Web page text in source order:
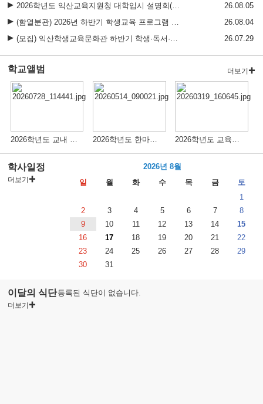
2026학년도 익산교육지원청 대학입시 설명회(8월) 개최 안내
26.08.05
(함열분관) 2026년 하반기 학생교육 프로그램 수강생 모집 안내
26.08.04
(모집) 익산학생교육문화관 하반기 학생·독서·수영교육 프로그램 수강생 모집
26.07.29
학교앨범 더보기
2026학년도 교내 여름방학 영어캠프 2026학년도 한마음 체육대회 실시 2026학년도 교육과정설명회를 아래와 같이 개최하였습니다.
학사일정
더보기
2026년 8월
일
월 화 수 목 금
토
1
2
3 4 5 6 7
8
9
10 11 12 13 14
15
16
17 18 19 20 21
22
23
24 25 26 27 28
29
30
31
이달의 식단
더보기
등록된 식단이 없습니다.